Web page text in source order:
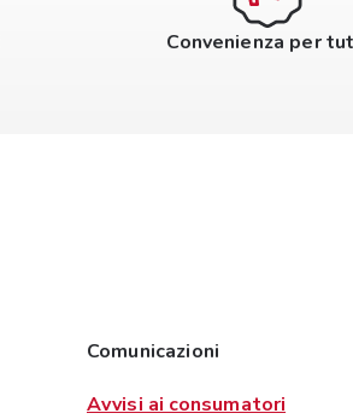
Convenienza per
Comunicazioni
Avvisi ai consumatori